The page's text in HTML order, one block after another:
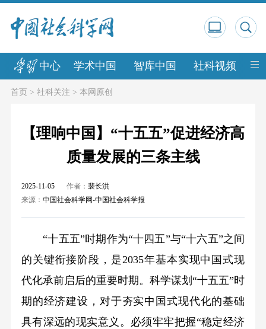
中心 学术中国 智库中国 社科视频 中
首页> 社科关注 > 本网原创
【理响中国】“十五五”促进经济高
质量发展的三条主线
2025-11-05 作者： 裴长洪
来源： 中国社会科学网-中国社会科学报
“十五五”时期作为“十四五”与“十六五”之间
的关键衔接阶段，是2035年基本实现中国式现
代化承前启后的重要时期。科学谋划“十五五”时
期的经济建设，对于夯实中国式现代化的基础
具有深远的现实意义。必须牢牢把握“稳定经济